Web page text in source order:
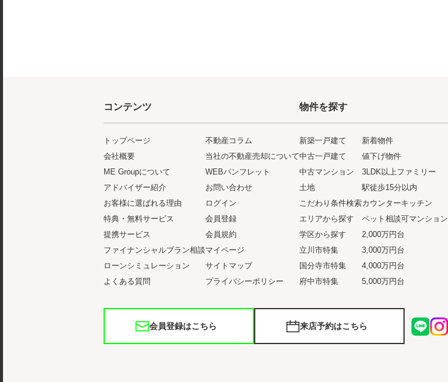
コンテンツ
トップページ
会社概要
ME Groupについて
アドバイザー紹介
お客様に選ばれる理由
特典・無料サービス
提携サービス
ファイナンシャルプラン相談
ローンシミュレーション
よくある質問
不動産コラム
当社の不動産売却について
WEBパンフレット
お問い合わせ
ログイン
会員登録
会員規約
マイページ
サイトマップ
プライバシーポリシー
物件を探す
新築一戸建て
中古一戸建て
中古マンション
土地
こだわり条件検索
エリアから探す
学区から探す
立川市特集
国分寺市特集
府中市特集
新着物件
値下げ物件
3LDK以上ファミリー
駅徒歩15分以内
カウンターキッチン
ペット相談可マンション
2,000万円台
3,000万円台
4,000万円台
5,000万円台
会員登録はこちら 来店予約はこちら